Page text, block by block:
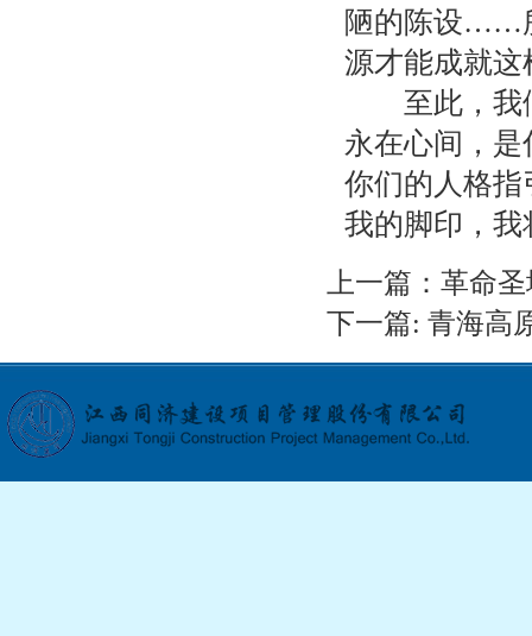
陋的陈设……
源才能成就
至此，我们
永在心间，
你们的人格
我的脚印，
上一篇： 革命
下一篇: 青海高